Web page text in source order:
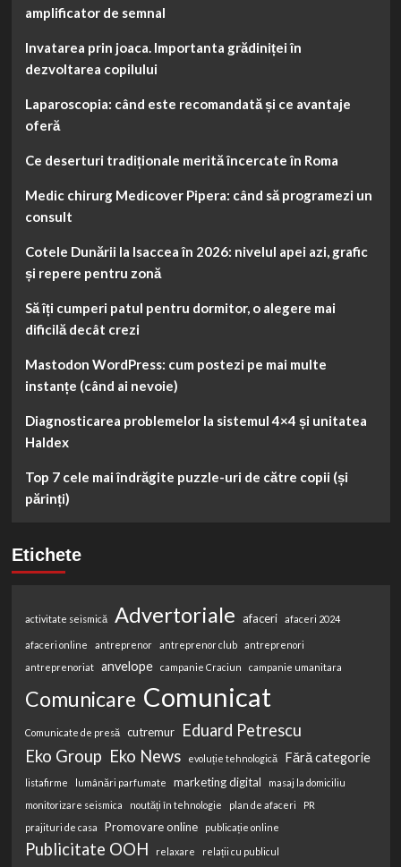
amplificator de semnal
Invatarea prin joaca. Importanta grădiniței în
dezvoltarea copilului
Laparoscopia: când este recomandată și ce avantaje
oferă
Ce deserturi tradiționale merită încercate în Roma
Medic chirurg Medicover Pipera: când să programezi un
consult
Cotele Dunării la Isaccea în 2026: nivelul apei azi, grafic
și repere pentru zonă
Să îți cumperi patul pentru dormitor, o alegere mai
dificilă decât crezi
Mastodon WordPress: cum postezi pe mai multe
instanțe (când ai nevoie)
Diagnosticarea problemelor la sistemul 4×4 și unitatea
Haldex
Top 7 cele mai îndrăgite puzzle-uri de către copii (și
părinți)
Etichete
activitate seismică Advertoriale afaceri afaceri 2024
afaceri online antreprenor antreprenor club
antreprenori
antreprenoriat
anvelope campanie Craciun campanie umanitara
Comunicare Comunicat
Comunicate de presă cutremur
Eduard Petrescu
Eko Group Eko News evoluție tehnologică Fără categorie
listafirme lumânări parfumate marketing digital
masaj la domiciliu
monitorizare seismica
noutăți în tehnologie plan de afaceri
PR
prajituri de casa
Promovare online publicație online
Publicitate OOH relaxare relații cu publicul